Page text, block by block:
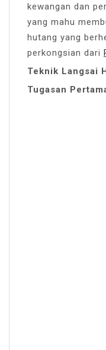
kewangan dan
yang mahu
hutang yang
perkongsian dari
Teknik Langsai
Tugasan